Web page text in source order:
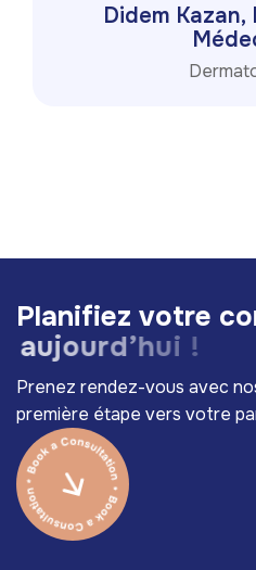
Didem
Planifiez votre co
aujourd’hui !
Prenez rendez-vous avec
première étape vers votre